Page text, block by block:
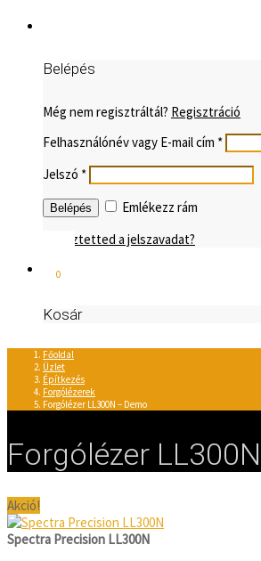
Belépés
Még nem regisztráltál? Regisztráció
Felhasználónév vagy E-mail cím *
Jelszó *
Emlékezz rám
Elvesztetted a jelszavadat?
0
Kosár
Főoldal
Üzlet
Építkezés
Forgólézerek
Forgólézer LL300N – Demo
Forgólézer
Akció!
Spectra Precision LL300N